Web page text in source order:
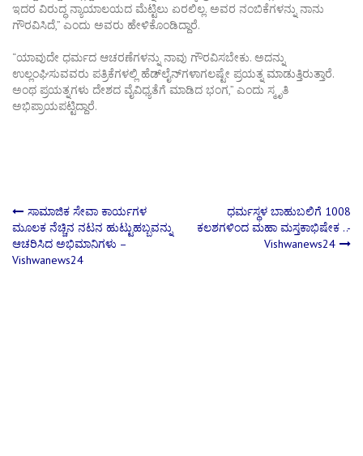
ಇದರ ವಿರುದ್ಧ ನ್ಯಾಯಾಲಯದ ಮೆಟ್ಟಿಲು ಏರಲಿಲ್ಲ. ಅವರ ನಂಬಿಕೆಗಳನ್ನು ನಾನು
ಗೌರವಿಸಿದೆ,” ಎಂದು ಅವರು ಹೇಳಿಕೊಂಡಿದ್ದಾರೆ.
“ಯಾವುದೇ ಧರ್ಮದ ಆಚರಣೆಗಳನ್ನು ನಾವು ಗೌರವಿಸಬೇಕು. ಅದನ್ನು
ಉಲ್ಲಂಘಿಸುವವರು ಪತ್ರಿಕೆಗಳಲ್ಲಿ ಹೆಡ್​ಲೈನ್​ಗಳಾಗಲಷ್ಟೇ ಪ್ರಯತ್ನ ಮಾಡುತ್ತಿರುತ್ತಾರೆ.
ಅಂಥ ಪ್ರಯತ್ನಗಳು ದೇಶದ ವೈವಿಧ್ಯತೆಗೆ ಮಾಡಿದ ಭಂಗ,” ಎಂದು ಸ್ಮೃತಿ
ಅಭಿಪ್ರಾಯಪಟ್ಟಿದ್ದಾರೆ.
Post
navigation
ಸಾಮಾಜಿಕ ಸೇವಾ ಕಾರ್ಯಗಳ
ಮೂಲಕ ನೆಚ್ಚಿನ ನಟನ ಹುಟ್ಟುಹಬ್ಬವನ್ನು
ಆಚರಿಸಿದ ಅಭಿಮಾನಿಗಳು –
Vishwanews24
ಧರ್ಮಸ್ಥಳ ಬಾಹುಬಲಿಗೆ 1008
ಕಲಶಗಳಿಂದ ಮಹಾ ಮಸ್ತಕಾಭಿಷೇಕ ..-
Vishwanews24